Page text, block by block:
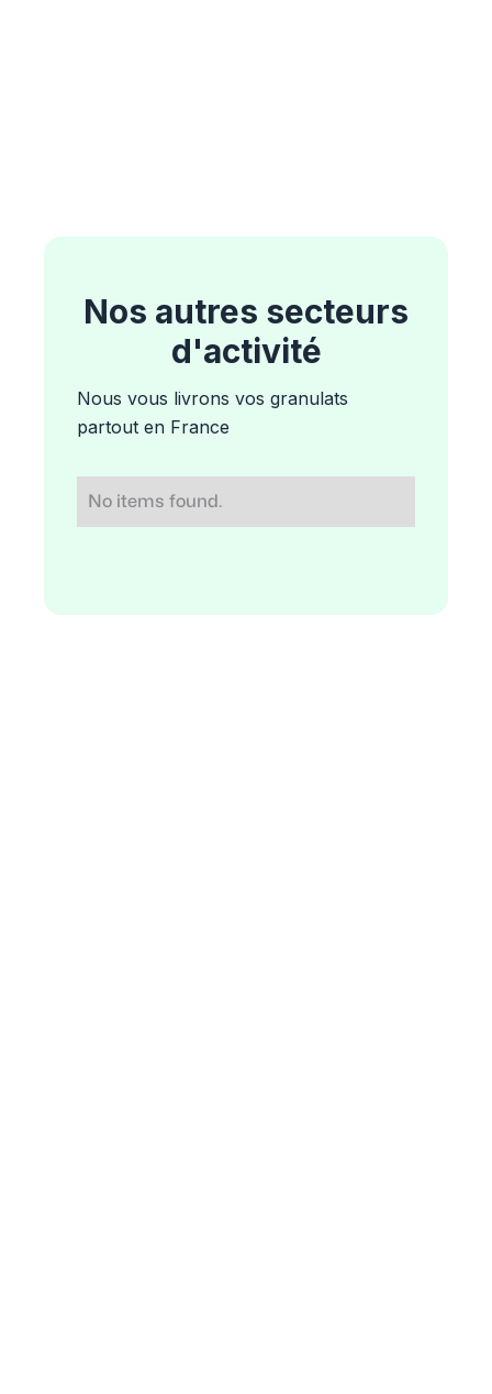
Nos autres secteurs
d'activité
Nous vous livrons vos granulats
partout en France
No items found.